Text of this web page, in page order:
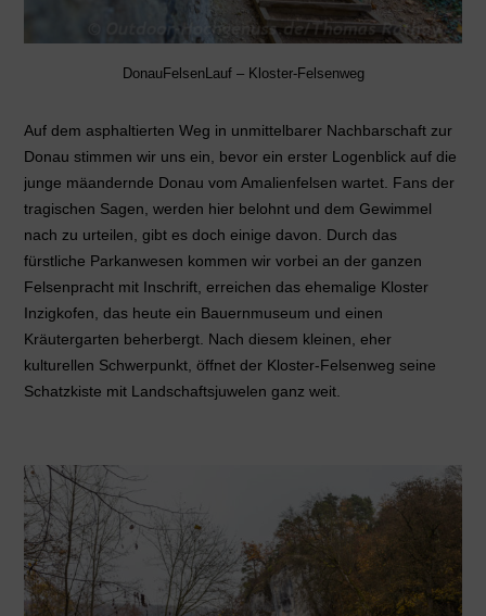
DonauFelsenLauf – Kloster-Felsenweg
Auf dem asphaltierten Weg in unmittelbarer Nachbarschaft zur
Donau stimmen wir uns ein, bevor ein erster Logenblick auf die
junge mäandernde Donau vom Amalienfelsen wartet. Fans der
tragischen Sagen, werden hier belohnt und dem Gewimmel
nach zu urteilen, gibt es doch einige davon. Durch das
fürstliche Parkanwesen kommen wir vorbei an der ganzen
Felsenpracht mit Inschrift, erreichen das ehemalige Kloster
Inzigkofen, das heute ein Bauernmuseum und einen
Kräutergarten beherbergt. Nach diesem kleinen, eher
kulturellen Schwerpunkt, öffnet der Kloster-Felsenweg seine
Schatzkiste mit Landschaftsjuwelen ganz weit.